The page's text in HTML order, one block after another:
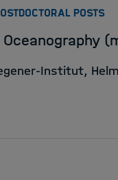
POSTS:
Oceanography
Institut,